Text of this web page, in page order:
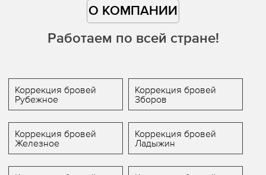
О КОМПАНИИ
Работаем по всей стране!
Коррекция бровей
Рубежное
Коррекция бровей
Зборов
Коррекция бровей
Железное
Коррекция бровей
Ладыжин